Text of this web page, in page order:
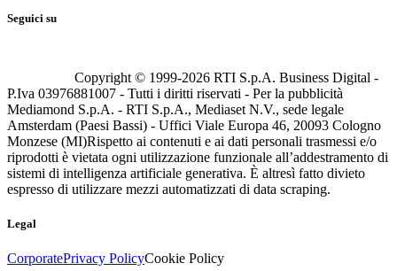
Seguici su
Copyright © 1999-2026 RTI S.p.A. Business Digital -
P.Iva 03976881007 - Tutti i diritti riservati - Per la pubblicità
Mediamond S.p.A. - RTI S.p.A., Mediaset N.V., sede legale
Amsterdam (Paesi Bassi) - Uffici Viale Europa 46, 20093 Cologno
Monzese (MI)Rispetto ai contenuti e ai dati personali trasmessi e/o
riprodotti è vietata ogni utilizzazione funzionale all’addestramento di
sistemi di intelligenza artificiale generativa. È altresì fatto divieto
espresso di utilizzare mezzi automatizzati di data scraping.
Legal
CorporatePrivacy PolicyCookie Policy